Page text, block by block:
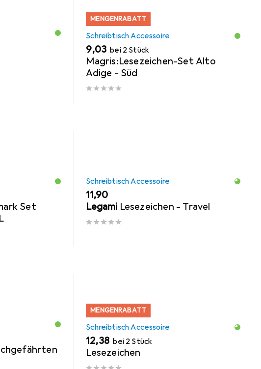
MENGENRABATT
Schreibtisch Accessoire
EUR
9,03 bei 2 Stück
Magris:Lesezeichen-Set Alto
Adige - Süd
Set
Schreibtisch Accessoire
EUR
11,90
Legami Lesezeichen - Travel
MENGENRABATT
Schreibtisch Accessoire
EUR
12,38 bei 2 Stück
Lesezeichen